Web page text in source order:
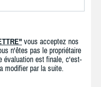
vous acceptez nos
n'êtes pas le propriétaire
évaluation est finale, c'est-
modifier par la suite.